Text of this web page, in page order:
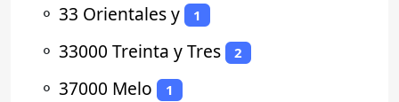
⚬ 33 Orientales y 1
⚬ 33000 Treinta y Tres 2
⚬ 37000 Melo 1